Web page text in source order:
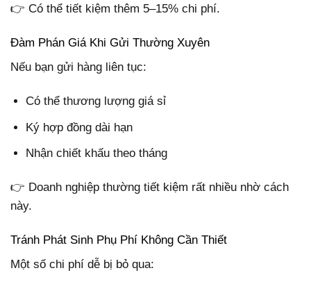
👉 Có thể tiết kiệm thêm 5–15% chi phí.
Đàm Phán Giá Khi Gửi Thường Xuyên
Nếu bạn gửi hàng liên tục:
Có thể thương lượng giá sỉ
Ký hợp đồng dài hạn
Nhận chiết khấu theo tháng
👉 Doanh nghiệp thường tiết kiệm rất nhiều nhờ cách
này.
Tránh Phát Sinh Phụ Phí Không Cần Thiết
Một số chi phí dễ bị bỏ qua: